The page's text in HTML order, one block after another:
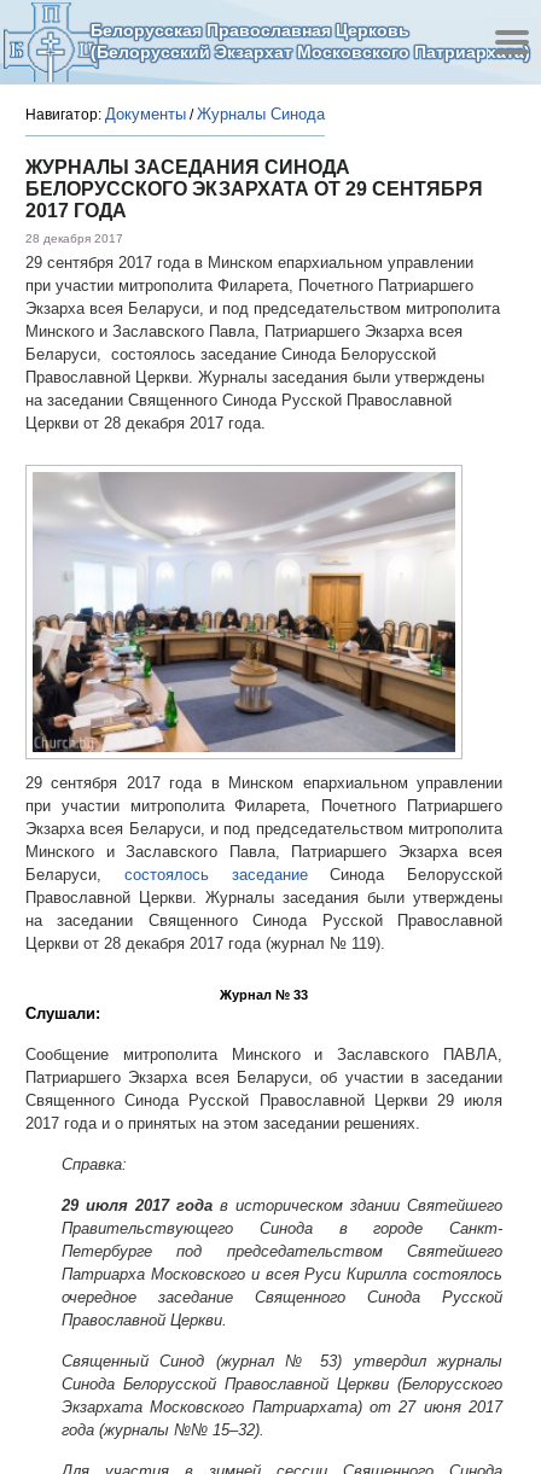
Белорусская Православная Церковь
(Белорусский Экзархат Московского Патриархата)
Навигатор: Документы /Журналы Синода
ЖУРНАЛЫ ЗАСЕДАНИЯ СИНОДА
БЕЛОРУССКОГО ЭКЗАРХАТА ОТ 29 СЕНТЯБРЯ
2017 ГОДА
28 декабря 2017
29 сентября 2017 года в Минском епархиальном управлении
при участии митрополита Филарета, Почетного Патриаршего
Экзарха всея Беларуси, и под председательством митрополита
Минского и Заславского Павла, Патриаршего Экзарха всея
Беларуси, состоялось заседание Синода Белорусской
Православной Церкви. Журналы заседания были утверждены
на заседании Священного Синода Русской Православной
Церкви от 28 декабря 2017 года.
29 сентября 2017 года в Минском епархиальном управлении
при участии митрополита Филарета, Почетного Патриаршего
Экзарха всея Беларуси, и под председательством митрополита
Минского и Заславского Павла, Патриаршего Экзарха всея
Беларуси, состоялось заседаниеСинода Белорусской
Православной Церкви. Журналы заседания были утверждены
на заседании Священного Синода Русской Православной
Церкви от 28 декабря 2017 года (журнал № 119).
Журнал № 33
Слушали:
Сообщение митрополита Минского и Заславского ПАВЛА,
Патриаршего Экзарха всея Беларуси, об участии в заседании
Священного Синода Русской Православной Церкви 29 июля
2017 года и о принятых на этом заседании решениях.
Справка:
29 июля 2017 года в историческом здании Святейшего
Правительствующего Синода в городе Санкт-
Петербурге под председательством Святейшего
Патриарха Московского и всея Руси Кирилла состоялось
очередное заседание Священного Синода Русской
Православной Церкви.
Священный Синод (журнал № 53) утвердил журналы
Синода Белорусской Православной Церкви (Белорусского
Экзархата Московского Патриархата) от 27 июня 2017
года (журналы №№ 15–32).